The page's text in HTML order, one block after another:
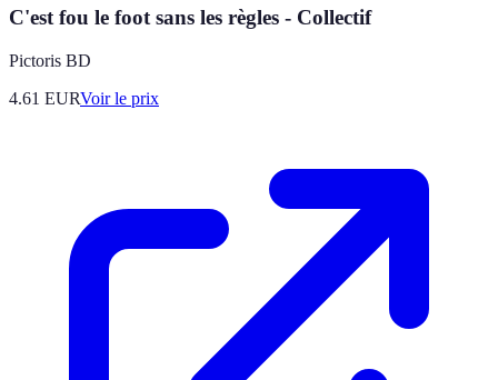
C'est fou le foot sans les règles - Collectif
Pictoris BD
4.61 EURVoir le prix